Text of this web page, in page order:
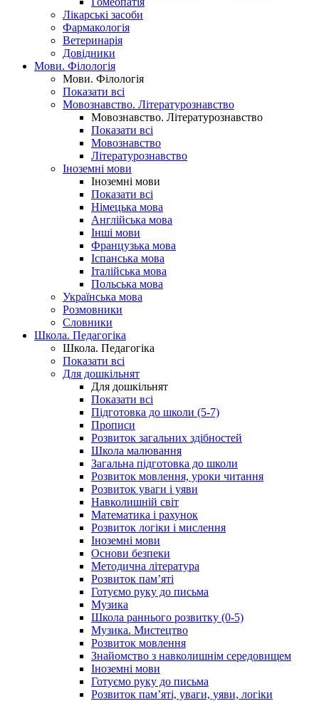
Лікарські засоби
Фармакологія
Ветеринарія
Довідники
Мови. Філологія
Мови. Філологія
Показати всі
Мовознавство. Літературознавство
Мовознавство. Літературознавство
Показати всі
Мовознавство
Літературознавство
Іноземні мови
Іноземні мови
Показати всі
Німецька мова
Англійська мова
Інші мови
Французька мова
Іспанська мова
Італійська мова
Польська мова
Українська мова
Розмовники
Словники
Школа. Педагогіка
Школа. Педагогіка
Показати всі
Для дошкільнят
Для дошкільнят
Показати всі
Підготовка до школи (5-7)
Прописи
Розвиток загальних здібностей
Школа малювання
Загальна підготовка до школи
Розвиток мовлення, уроки читання
Розвиток уваги і уяви
Навколишній світ
Математика і рахунок
Розвиток логіки і мислення
Іноземні мови
Основи безпеки
Методична література
Розвиток пам’яті
Готуємо руку до письма
Музика
Школа раннього розвитку (0-5)
Музика. Мистецтво
Розвиток мовлення
Знайомство з навколишнім середовищем
Іноземні мови
Готуємо руку до письма
Розвиток пам’яті, уваги, уяви, логіки